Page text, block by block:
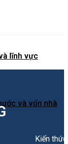
lĩnh vực
và vốn nhà
Kiến